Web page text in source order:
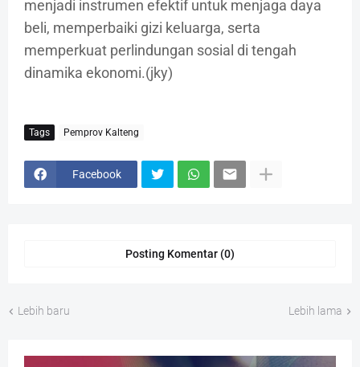
menjadi instrumen efektif untuk menjaga daya
beli, memperbaiki gizi keluarga, serta
memperkuat perlindungan sosial di tengah
dinamika ekonomi.(jky)
Tags Pemprov Kalteng
Facebook
Posting Komentar (0)
Lebih baru Lebih lama